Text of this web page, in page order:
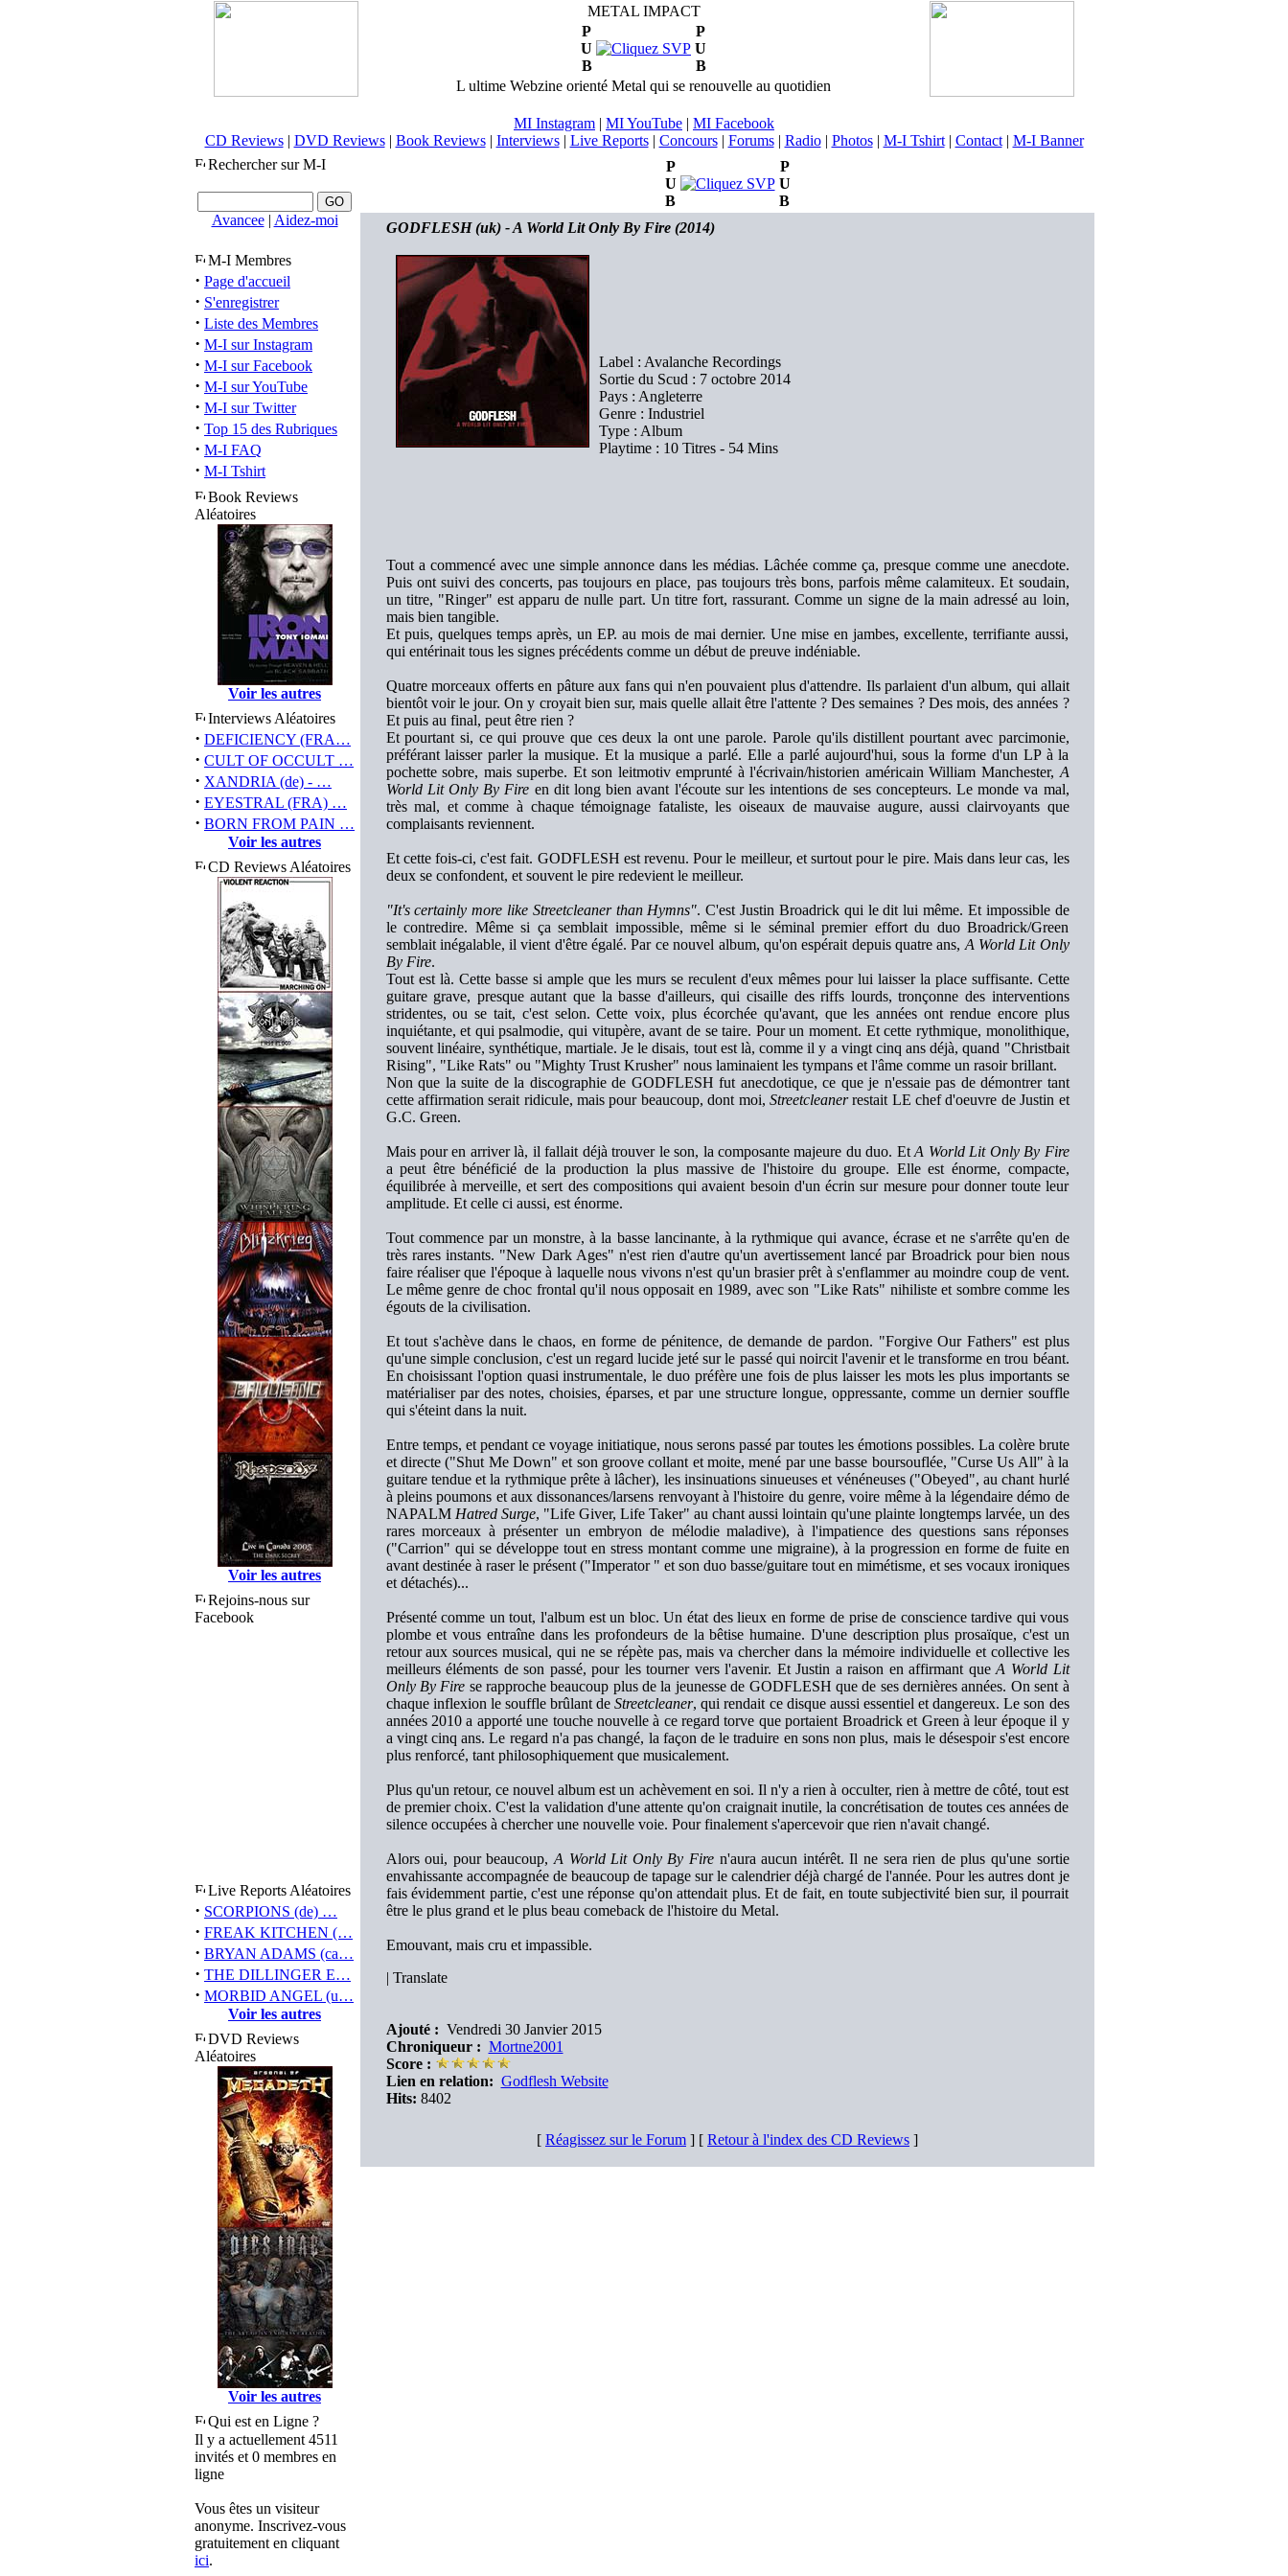
METAL IMPACT
P
U
B
P
U
B
L ultime Webzine orienté Metal qui se renouvelle au quotidien
MI Instagram | MI YouTube | MI Facebook
CD Reviews| DVD Reviews| Book Reviews| Interviews| Live Reports| Concours| Forums| Radio| Photos| M-I Tshirt| Contact| M-I Banner
Rechercher sur M-I
Avancee| Aidez-moi
M-I Membres
· Page d'accueil
· S'enregistrer
· Liste des Membres
· M-I sur Instagram
· M-I sur Facebook
· M-I sur YouTube
· M-I sur Twitter
· Top 15 des Rubriques
· M-I FAQ
· M-I Tshirt
Book Reviews
Aléatoires
Voir les autres
Interviews Aléatoires
· DEFICIENCY (FRA…
· CULT OF OCCULT …
· XANDRIA (de) - …
· EYESTRAL (FRA) …
· BORN FROM PAIN …
Voir les autres
CD Reviews Aléatoires
Voir les autres
Rejoins-nous sur
Facebook
Live Reports Aléatoires
· SCORPIONS (de) …
· FREAK KITCHEN (…
· BRYAN ADAMS (ca…
· THE DILLINGER E…
· MORBID ANGEL (u…
Voir les autres
DVD Reviews
Aléatoires
Voir les autres
Qui est en Ligne ?
Il y a actuellement 4511
invités et 0 membres en
ligne
Vous êtes un visiteur
anonyme. Inscrivez-vous
gratuitement en cliquant
ici.
P
U
B
P
U
B
GODFLESH (uk) - A World Lit Only By Fire (2014)
Label : Avalanche Recordings
Sortie du Scud : 7 octobre 2014
Pays : Angleterre
Genre : Industriel
Type : Album
Playtime : 10 Titres - 54 Mins
Tout a commencé avec une simple annonce dans les médias. Lâchée comme ça, presque comme une anecdote.
Puis ont suivi des concerts, pas toujours en place, pas toujours très bons, parfois même calamiteux. Et soudain,
un titre, "Ringer" est apparu de nulle part. Un titre fort, rassurant. Comme un signe de la main adressé au loin,
mais bien tangible.
Et puis, quelques temps après, un EP. au mois de mai dernier. Une mise en jambes, excellente, terrifiante aussi,
qui entérinait tous les signes précédents comme un début de preuve indéniable.
Quatre morceaux offerts en pâture aux fans qui n'en pouvaient plus d'attendre. Ils parlaient d'un album, qui allait
bientôt voir le jour. On y croyait bien sur, mais quelle allait être l'attente ? Des semaines ? Des mois, des années ?
Et puis au final, peut être rien ?
Et pourtant si, ce qui prouve que ces deux la ont une parole. Parole qu'ils distillent pourtant avec parcimonie,
préférant laisser parler la musique. Et la musique a parlé. Elle a parlé aujourd'hui, sous la forme d'un LP à la
pochette sobre, mais superbe. Et son leitmotiv emprunté à l'écrivain/historien américain William Manchester, A
World Lit Only By Fire en dit long bien avant l'écoute sur les intentions de ses concepteurs. Le monde va mal,
très mal, et comme à chaque témoignage fataliste, les oiseaux de mauvaise augure, aussi clairvoyants que
complaisants reviennent.
Et cette fois-ci, c'est fait. GODFLESH est revenu. Pour le meilleur, et surtout pour le pire. Mais dans leur cas, les
deux se confondent, et souvent le pire redevient le meilleur.
"It's certainly more like Streetcleaner than Hymns". C'est Justin Broadrick qui le dit lui même. Et impossible de
le contredire. Même si ça semblait impossible, même si le séminal premier effort du duo Broadrick/Green
semblait inégalable, il vient d'être égalé. Par ce nouvel album, qu'on espérait depuis quatre ans, A World Lit Only
By Fire.
Tout est là. Cette basse si ample que les murs se reculent d'eux mêmes pour lui laisser la place suffisante. Cette
guitare grave, presque autant que la basse d'ailleurs, qui cisaille des riffs lourds, tronçonne des interventions
stridentes, ou se tait, c'est selon. Cette voix, plus écorchée qu'avant, que les années ont rendue encore plus
inquiétante, et qui psalmodie, qui vitupère, avant de se taire. Pour un moment. Et cette rythmique, monolithique,
souvent linéaire, synthétique, martiale. Je le disais, tout est là, comme il y a vingt cinq ans déjà, quand "Christbait
Rising", "Like Rats" ou "Mighty Trust Krusher" nous laminaient les tympans et l'âme comme un rasoir brillant.
Non que la suite de la discographie de GODFLESH fut anecdotique, ce que je n'essaie pas de démontrer tant
cette affirmation serait ridicule, mais pour beaucoup, dont moi, Streetcleanerrestait LE chef d'oeuvre de Justin et
G.C. Green.
Mais pour en arriver là, il fallait déjà trouver le son, la composante majeure du duo. EtA World Lit Only By Fire
a peut être bénéficié de la production la plus massive de l'histoire du groupe. Elle est énorme, compacte,
équilibrée à merveille, et sert des compositions qui avaient besoin d'un écrin sur mesure pour donner toute leur
amplitude. Et celle ci aussi, est énorme.
Tout commence par un monstre, à la basse lancinante, à la rythmique qui avance, écrase et ne s'arrête qu'en de
très rares instants. "New Dark Ages" n'est rien d'autre qu'un avertissement lancé par Broadrick pour bien nous
faire réaliser que l'époque à laquelle nous vivons n'est qu'un brasier prêt à s'enflammer au moindre coup de vent.
Le même genre de choc frontal qu'il nous opposait en 1989, avec son "Like Rats" nihiliste et sombre comme les
égouts de la civilisation.
Et tout s'achève dans le chaos, en forme de pénitence, de demande de pardon. "Forgive Our Fathers" est plus
qu'une simple conclusion, c'est un regard lucide jeté sur le passé qui noircit l'avenir et le transforme en trou béant.
En choisissant l'option quasi instrumentale, le duo préfère une fois de plus laisser les mots les plus importants se
matérialiser par des notes, choisies, éparses, et par une structure longue, oppressante, comme un dernier souffle
qui s'éteint dans la nuit.
Entre temps, et pendant ce voyage initiatique, nous serons passé par toutes les émotions possibles. La colère brute
et directe ("Shut Me Down" et son groove collant et moite, mené par une basse boursouflée, "Curse Us All" à la
guitare tendue et la rythmique prête à lâcher), les insinuations sinueuses et vénéneuses ("Obeyed", au chant hurlé
à pleins poumons et aux dissonances/larsens renvoyant à l'histoire du genre, voire même à la légendaire démo de
NAPALM Hatred Surge, "Life Giver, Life Taker" au chant aussi lointain qu'une plainte longtemps larvée, un des
rares morceaux à présenter un embryon de mélodie maladive), à l'impatience des questions sans réponses
("Carrion" qui se développe tout en stress montant comme une migraine), à la progression en forme de fuite en
avant destinée à raser le présent ("Imperator " et son duo basse/guitare tout en mimétisme, et ses vocaux ironiques
et détachés)...
Présenté comme un tout, l'album est un bloc. Un état des lieux en forme de prise de conscience tardive qui vous
plombe et vous entraîne dans les profondeurs de la bêtise humaine. D'une description plus prosaïque, c'est un
retour aux sources musical, qui ne se répète pas, mais va chercher dans la mémoire individuelle et collective les
meilleurs éléments de son passé, pour les tourner vers l'avenir. Et Justin a raison en affirmant queA World Lit
Only By Fire se rapproche beaucoup plus de la jeunesse de GODFLESH que de ses dernières années. On sent à
chaque inflexion le souffle brûlant deStreetcleaner, qui rendait ce disque aussi essentiel et dangereux. Le son des
années 2010 a apporté une touche nouvelle à ce regard torve que portaient Broadrick et Green à leur époque il y
a vingt cinq ans. Le regard n'a pas changé, la façon de le traduire en sons non plus, mais le désespoir s'est encore
plus renforcé, tant philosophiquement que musicalement.
Plus qu'un retour, ce nouvel album est un achèvement en soi. Il n'y a rien à occulter, rien à mettre de côté, tout est
de premier choix. C'est la validation d'une attente qu'on craignait inutile, la concrétisation de toutes ces années de
silence occupées à chercher une nouvelle voie. Pour finalement s'apercevoir que rien n'avait changé.
Alors oui, pour beaucoup, A World Lit Only By Firen'aura aucun intérêt. Il ne sera rien de plus qu'une sortie
envahissante accompagnée de beaucoup de tapage sur le calendrier déjà chargé de l'année. Pour les autres dont je
fais évidemment partie, c'est une réponse qu'on attendait plus. Et de fait, en toute subjectivité bien sur, il pourrait
être le plus grand et le plus beau comeback de l'histoire du Metal.
Emouvant, mais cru et impassible.
| Translate
Ajouté : Vendredi 30 Janvier 2015
Chroniqueur : Mortne2001
Score :
Lien en relation: Godflesh Website
Hits: 8402
[ Réagissez sur le Forum ] [ Retour à l'index des CD Reviews ]